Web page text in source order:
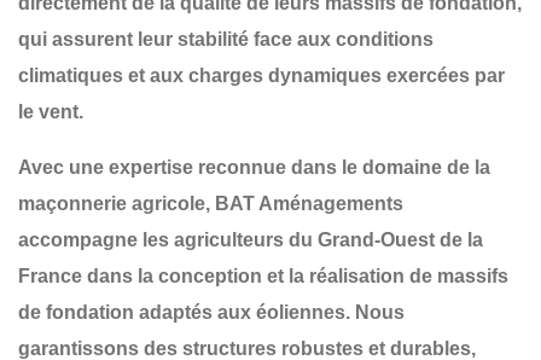
qui assurent leur stabilité face aux conditions
climatiques et aux charges dynamiques exercées par
le vent.
Avec une expertise reconnue dans le domaine de la
maçonnerie agricole, BAT Aménagements
accompagne les agriculteurs du Grand-Ouest de la
France dans la conception et la réalisation de massifs
de fondation adaptés aux éoliennes. Nous
garantissons des structures robustes et durables,